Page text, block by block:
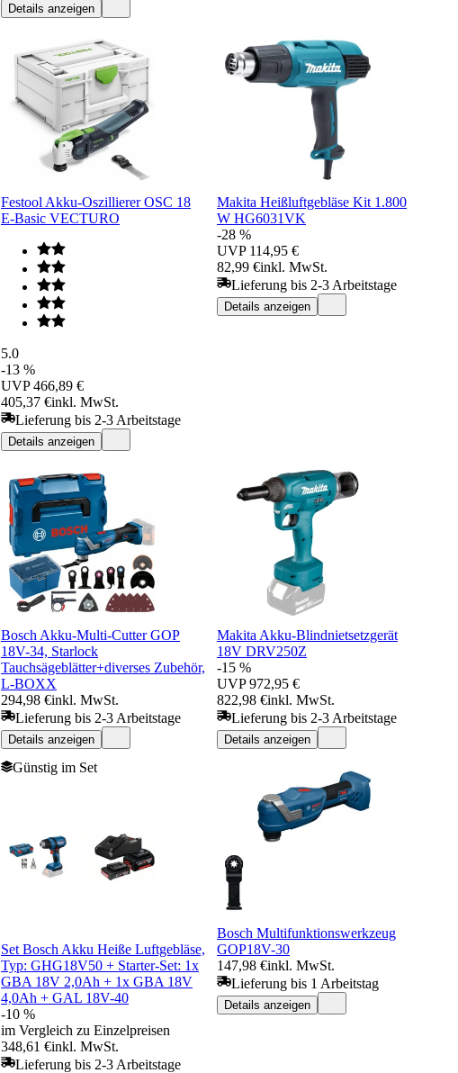
Details anzeigen
Festool Akku-Oszillierer OSC 18
E-Basic VECTURO
5.0
-13 %
UVP 466,89 €
405,37 €inkl. MwSt.
Lieferung bis 2-3 Arbeitstage
Details anzeigen
Makita Heißluftgebläse Kit 1.800
W HG6031VK
-28 %
UVP 114,95 €
82,99 €inkl. MwSt.
Lieferung bis 2-3 Arbeitstage
Details anzeigen
Bosch Akku-Multi-Cutter GOP
18V-34, Starlock
Tauchsägeblätter+diverses Zubehör,
L-BOXX
294,98 €inkl. MwSt.
Lieferung bis 2-3 Arbeitstage
Details anzeigen
Makita Akku-Blindnietsetzgerät
18V DRV250Z
-15 %
UVP 972,95 €
822,98 €inkl. MwSt.
Lieferung bis 2-3 Arbeitstage
Details anzeigen
Günstig im Set
Set Bosch Akku Heiße Luftgebläse,
Typ: GHG18V50 + Starter-Set: 1x
GBA 18V 2,0Ah + 1x GBA 18V
4,0Ah + GAL 18V-40
-10 %
im Vergleich zu Einzelpreisen
348,61 €inkl. MwSt.
Lieferung bis 2-3 Arbeitstage
Bosch Multifunktionswerkzeug
GOP18V-30
147,98 €inkl. MwSt.
Lieferung bis 1 Arbeitstag
Details anzeigen